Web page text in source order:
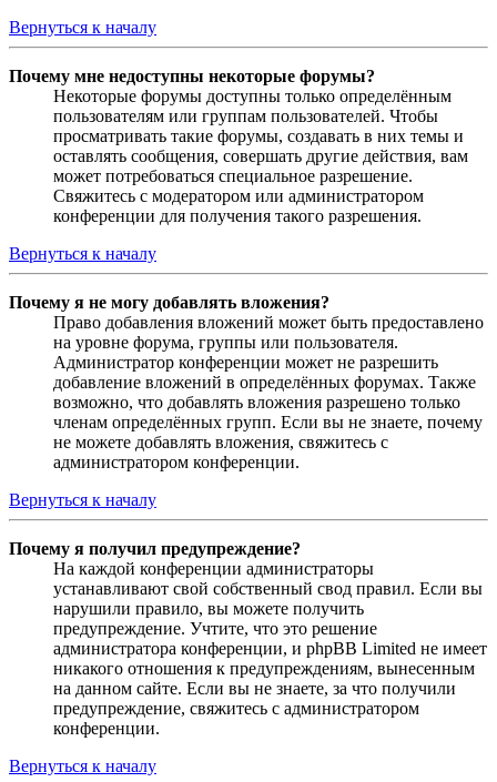
Вернуться к началу
Почему мне недоступны некоторые форумы?
Некоторые форумы доступны только определённым
пользователям или группам пользователей. Чтобы
просматривать такие форумы, создавать в них темы и
оставлять сообщения, совершать другие действия, вам
может потребоваться специальное разрешение.
Свяжитесь с модератором или администратором
конференции для получения такого разрешения.
Вернуться к началу
Почему я не могу добавлять вложения?
Право добавления вложений может быть предоставлено
на уровне форума, группы или пользователя.
Администратор конференции может не разрешить
добавление вложений в определённых форумах. Также
возможно, что добавлять вложения разрешено только
членам определённых групп. Если вы не знаете, почему
не можете добавлять вложения, свяжитесь с
администратором конференции.
Вернуться к началу
Почему я получил предупреждение?
На каждой конференции администраторы
устанавливают свой собственный свод правил. Если вы
нарушили правило, вы можете получить
предупреждение. Учтите, что это решение
администратора конференции, и phpBB Limited не имеет
никакого отношения к предупреждениям, вынесенным
на данном сайте. Если вы не знаете, за что получили
предупреждение, свяжитесь с администратором
конференции.
Вернуться к началу